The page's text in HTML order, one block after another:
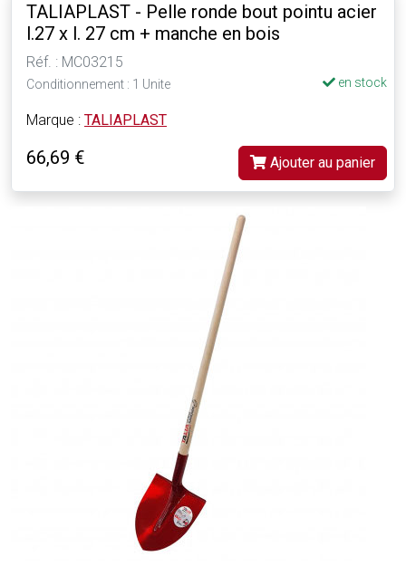
TALIAPLAST - Pelle ronde bout pointu acier
l.27 x l. 27 cm + manche en bois
Réf. : MC03215
Conditionnement : 1 Unite en stock
Marque : TALIAPLAST
Ajouter au panier
66,69 €